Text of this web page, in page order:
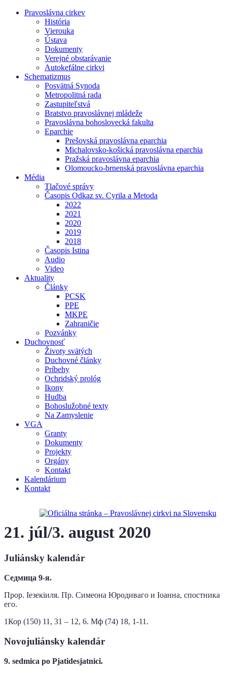
Pravoslávna cirkev
História
Vierouka
Ústava
Dokumenty
Verejné obstarávanie
Autokefálne cirkvi
Schematizmus
Posvätná Synoda
Metropolitná rada
Zastupiteľstvá
Bratstvo pravoslávnej mládeže
Pravoslávna bohoslovecká fakulta
Eparchie
Prešovská pravoslávna eparchia
Michalovsko-košická pravoslávna eparchia
Pražská pravoslávna eparchia
Olomoucko-brnenská pravoslávna eparchia
Média
Tlačové správy
Časopis Odkaz sv. Cyrila a Metoda
2022
2021
2020
2019
2018
Časopis Istina
Audio
Video
Aktuality
Články
PCSK
PPE
MKPE
Zahraničie
Pozvánky
Duchovnosť
Životy svätých
Duchovné články
Príbehy
Ochridský prológ
Ikony
Hudba
Bohoslužobné texty
Na Zamyslenie
VGA
Granty
Dokumenty
Projekty
Orgány
Kontakt
Kalendárium
Kontakt
21. júl/3. august 2020
Juliánsky kalendár
Седмица 9-я.
Прор. Іезекіиля. Пр. Симеона Юродивaго и Іоанна, спостника
его.
1Кор (150) 11, 31 – 12, 6. Мф (74) 18, 1-11.
Novojuliánsky kalendár
9. sedmica po Pjatidesjatnici.